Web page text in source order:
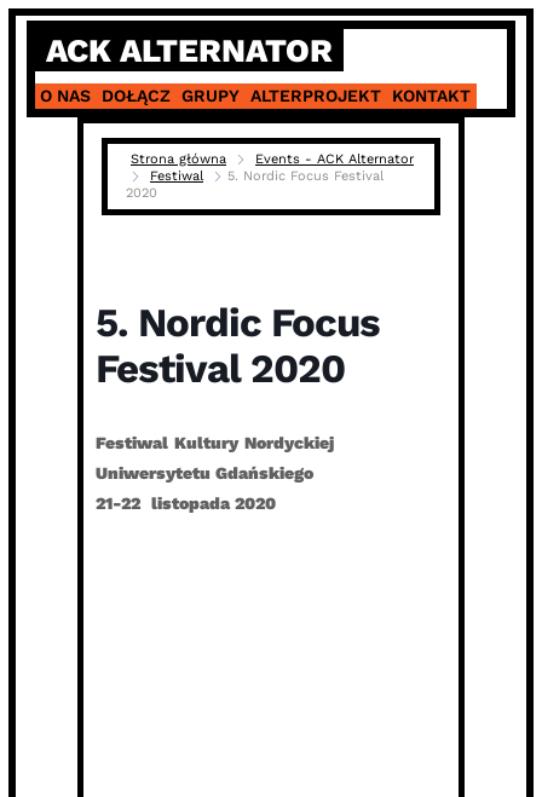
Skip
content
ACK ALTERNATOR
O NAS DOŁĄCZ GRUPY ALTERPROJEKT KONTAKT
Strona główna
Events - ACK Alternator
Festiwal
5. Nordic Focus Festival
2020
5. Nordic Focus
Festival 2020
Festiwal Kultury Nordyckiej
Uniwersytetu Gdańskiego
21-22 listopada 2020